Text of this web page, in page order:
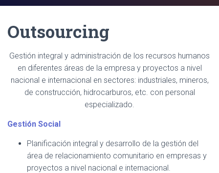
N
C
I
Ó
Outsourcing
Gestión integral y administración de los recursos humanos
en diferentes áreas de la empresa y proyectos a nivel
nacional e internacional en sectores: industriales, mineros,
de construcción, hidrocarburos, etc. con personal
especializado.
Gestión Social
Planificación integral y desarrollo de la gestión del
área de relacionamiento comunitario en empresas y
proyectos a nivel nacional e internacional.